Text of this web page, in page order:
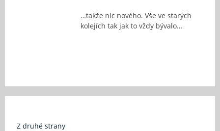
…takže nic nového. Vše ve starých
kolejích tak jak to vždy bývalo…
Z druhé strany